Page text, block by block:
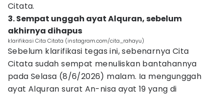
Citata.
3. Sempat unggah ayat Alquran, sebelum
akhirnya dihapus
klarifikasi Cita Citata (instagram.com/cita_rahayu)
Sebelum klarifikasi tegas ini, sebenarnya Cita
Citata sudah sempat menuliskan bantahannya
pada Selasa (8/6/2026) malam. Ia mengunggah
ayat Alquran surat An-nisa ayat 19 yang di